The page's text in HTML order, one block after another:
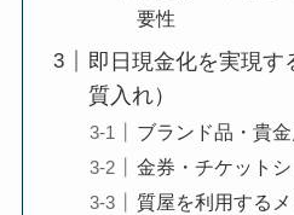
要性
即日現金化を実現す
質入れ）
ブランド品・貴
金券・チケット
質屋を利用する